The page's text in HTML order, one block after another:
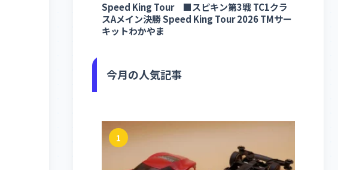
Speed King Tour ■スピキン第3戦 TC1クラ
スAメイン決勝 Speed King Tour 2026 TMサー
キットわかやま
今月の人気記事
1